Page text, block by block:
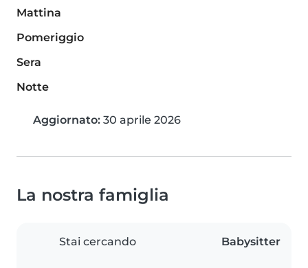
Mattina
Pomeriggio
Sera
Notte
Aggiornato: 30 aprile 2026
La nostra famiglia
Stai cercando Babysitter